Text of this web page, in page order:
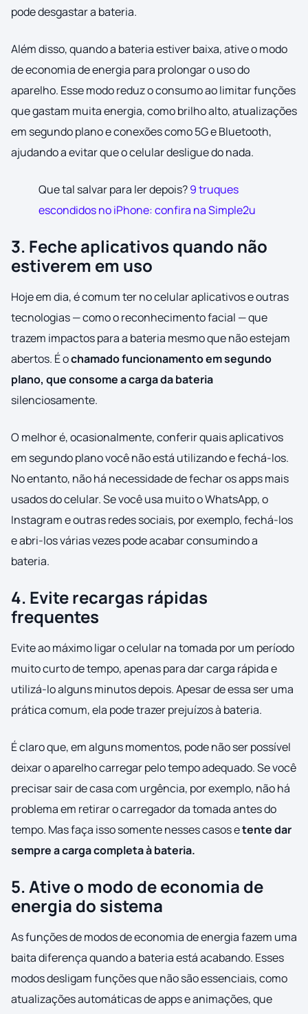
pode desgastar a bateria.
Além disso, quando a bateria estiver baixa, ative o modo
de economia de energia para prolongar o uso do
aparelho. Esse modo reduz o consumo ao limitar funções
que gastam muita energia, como brilho alto, atualizações
em segundo plano e conexões como 5G e Bluetooth,
ajudando a evitar que o celular desligue do nada.
Que tal salvar para ler depois?9 truques
escondidos no iPhone: confira na Simple2u
3. Feche aplicativos quando não
estiverem em uso
Hoje em dia, é comum ter no celular aplicativos e outras
tecnologias — como o reconhecimento facial — que
trazem impactos para a bateria mesmo que não estejam
abertos. É ochamado funcionamento em segundo
plano, que consome a carga da bateria
silenciosamente.
O melhor é, ocasionalmente, conferir quais aplicativos
em segundo plano você não está utilizando e fechá-los.
No entanto, não há necessidade de fechar os apps mais
usados do celular. Se você usa muito o WhatsApp, o
Instagram e outras redes sociais, por exemplo, fechá-los
e abri-los várias vezes pode acabar consumindo a
bateria.
4. Evite recargas rápidas
frequentes
Evite ao máximo ligar o celular na tomada por um período
muito curto de tempo, apenas para dar carga rápida e
utilizá-lo alguns minutos depois. Apesar de essa ser uma
prática comum, ela pode trazer prejuízos à bateria.
É claro que, em alguns momentos, pode não ser possível
deixar o aparelho carregar pelo tempo adequado. Se você
precisar sair de casa com urgência, por exemplo, não há
problema em retirar o carregador da tomada antes do
tempo. Mas faça isso somente nesses casos etente dar
sempre a carga completa à bateria.
5. Ative o modo de economia de
energia do sistema
As funções de modos de economia de energia fazem uma
baita diferença quando a bateria está acabando. Esses
modos desligam funções que não são essenciais, como
atualizações automáticas de apps e animações, que